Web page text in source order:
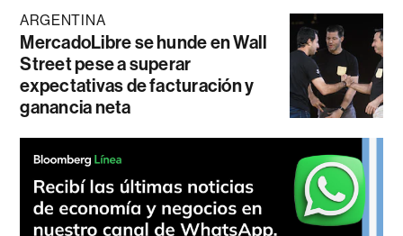
ARGENTINA
MercadoLibre se hunde en Wall
Street pese a superar
expectativas de facturación y
ganancia neta